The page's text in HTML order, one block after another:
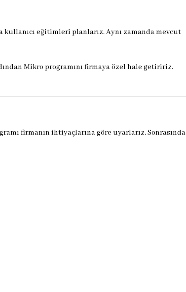
eğitimleri planlarız. Aynı zamanda mevcut
Mikro programını firmaya özel hale getiririz.
firmanın ihtiyaçlarına göre uyarlarız. Sonrasında